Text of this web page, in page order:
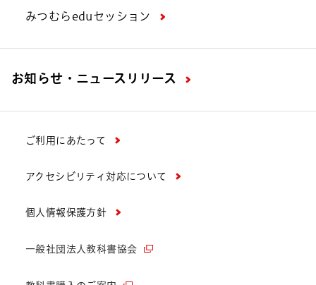
みつむらeduセッション
お知らせ・ニュースリリース
ご利用にあたって
アクセシビリティ対応について
個人情報保護方針
一般社団法人教科書協会